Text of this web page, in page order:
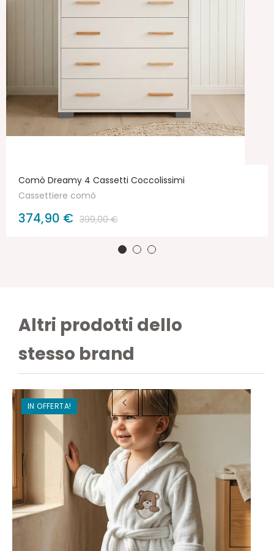
Comò Dreamy 4 Cassetti Coccolissimi
Cassettiere comò
374,90 € 399,00 €
Altri prodotti dello
stesso brand
IN OFFERTA!